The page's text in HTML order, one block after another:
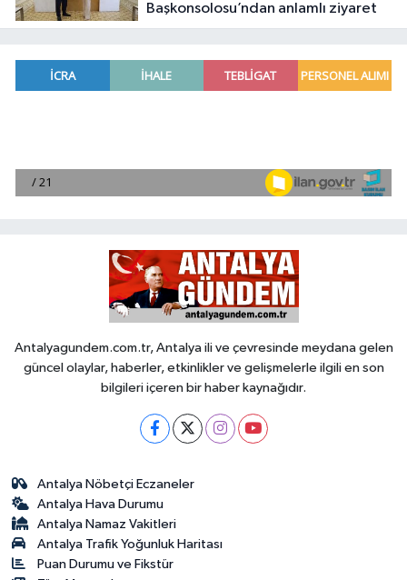
Başkonsolosu’ndan anlamlı ziyaret
Antalyagundem.com.tr, Antalya ili ve çevresinde meydana gelen
güncel olaylar, haberler, etkinlikler ve gelişmelerle ilgili en son
bilgileri içeren bir haber kaynağıdır.
Antalya Nöbetçi Eczaneler
Antalya Hava Durumu
Antalya Namaz Vakitleri
Antalya Trafik Yoğunluk Haritası
Puan Durumu ve Fikstür